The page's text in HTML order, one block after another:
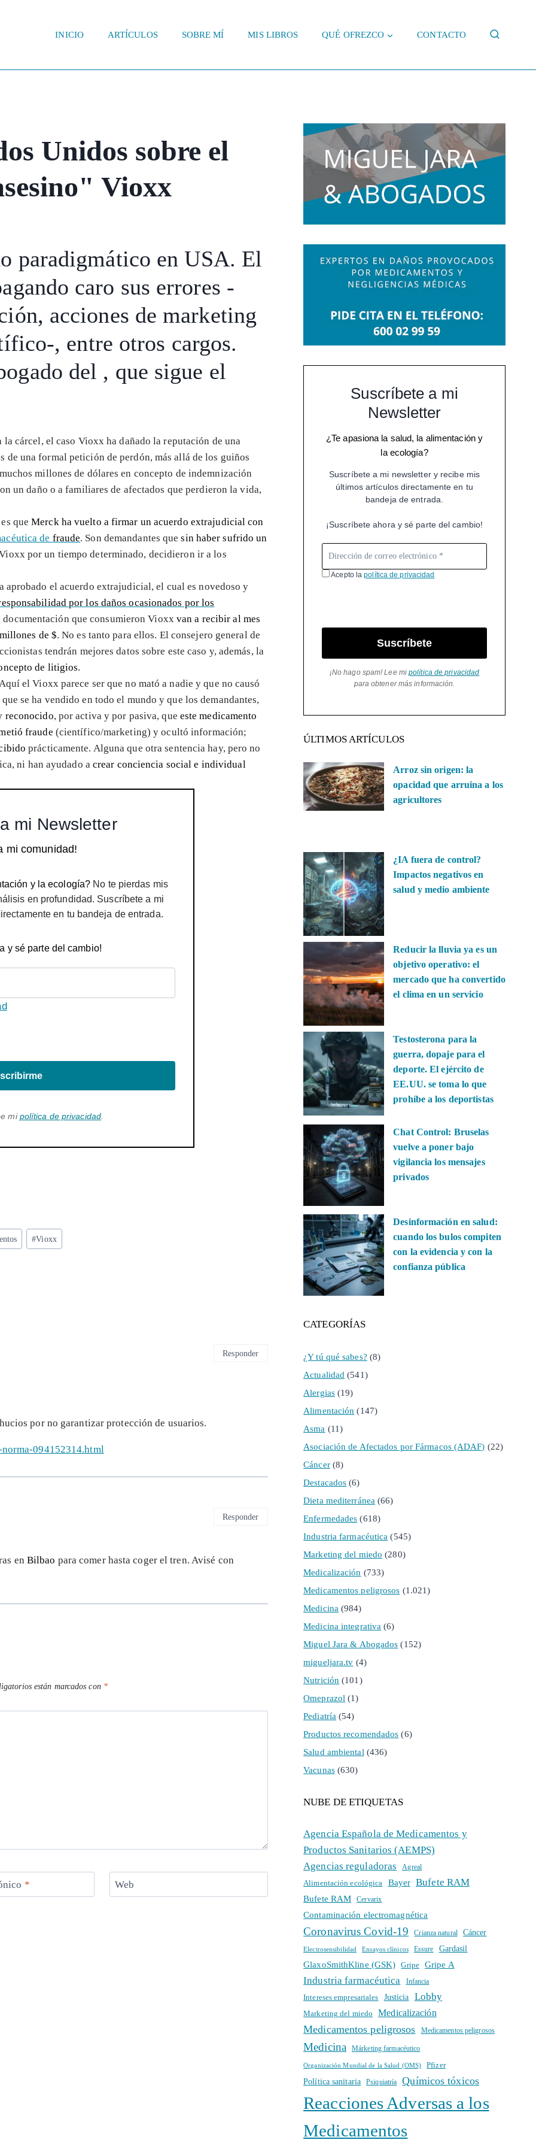
INICIO ARTÍCULOS SOBRE MÍ MIS LIBROS QUÉ OFREZCO CONTACTO
Unidos sobre el
Vioxx
paradigmático en USA. El
caro sus errores -
acciones de marketing
, entre otros cargos.
del , que sigue el
cárcel, el caso Vioxx ha dañado la reputación de una
de una formal petición de perdón, más allá de los guiños
millones de dólares en concepto de indemnización
un daño o a familiares de afectados que perdieron la vida,
es queMerck ha vuelto a firmar un acuerdo extrajudicial con
de fraude. Son demandantes que sin haber sufrido un
por un tiempo determinado, decidieron ir a los
aprobado el acuerdo extrajudicial, el cual es novedoso y
por los daños ocasionados por los
documentación que consumieron Vioxx van a recibir al mes
de $. No es tanto para ellos. El consejero general de
tendrán mejores datos sobre este caso y, además, la
de litigios.
el Vioxx parece ser que no mató a nadie y que no causó
se ha vendido en todo el mundo y que los demandantes,
reconocido, por activa y por pasiva, que este medicamento
fraude (científico/marketing) y ocultó información;
prácticamente. Alguna que otra sentencia hay, pero no
ni han ayudado a crear conciencia social e individual
mi Newsletter
mi comunidad!
y la ecología? No te pierdas mis
en profundidad. Suscríbete a mi
en tu bandeja de entrada.
y sé parte del cambio!
mipolítica de privacidad
#Vioxx
por no garantizar protección de usuarios.
094152314.html
Responder
en Bilbao para comer hasta coger el tren. Avisé con
Responder
están marcados con *
* Web
Suscríbete a mi
Newsletter
¿Te apasiona la salud, la alimentación y
la ecología?
Suscríbete a mi newsletter y recibe mis
últimos artículos directamente en tu
bandeja de entrada.
¡Suscríbete ahora y sé parte del cambio!
Acepto lapolítica de privacidad
Suscríbete
¡No hago spam! Lee mipolítica de privacidad
para obtener más información.
ÚLTIMOS ARTÍCULOS
Arroz sin origen: la
opacidad que arruina a los
agricultores
¿IA fuera de control?
Impactos negativos en
salud y medio ambiente
Reducir la lluvia ya es un
objetivo operativo: el
mercado que ha convertido
el clima en un servicio
Testosterona para la
guerra, dopaje para el
deporte. El ejército de
EE.UU. se toma lo que
prohíbe a los deportistas
Chat Control: Bruselas
vuelve a poner bajo
vigilancia los mensajes
privados
Desinformación en salud:
cuando los bulos compiten
con la evidencia y con la
confianza pública
CATEGORÍAS
¿Y tú qué sabes? (8)
Actualidad (541)
Alergias(19)
Alimentación (147)
Asma (11)
Asociación de Afectados por Fármacos (ADAF) (22)
Cáncer(8)
Destacados (6)
Dieta mediterránea (66)
Enfermedades (618)
Industria farmacéutica (545)
Marketing del miedo (280)
Medicalización (733)
Medicamentos peligrosos (1.021)
Medicina (984)
Medicina integrativa (6)
Miguel Jara & Abogados (152)
migueljara.tv (4)
Nutrición (101)
Omeprazol (1)
Pediatría (54)
Productos recomendados (6)
Salud ambiental (436)
Vacunas(630)
NUBE DE ETIQUETAS
Agencia Española de Medicamentos y
Productos Sanitarios (AEMPS)
Agencias reguladoras
Agreal
Alimentación ecológica Bayer Bufete RAM
Bufete RAM Cervarix
Contaminación electromagnética
Coronavirus Covid-19 Crianza natural Cáncer
Electrosensibilidad Ensayos clínicos Essure Gardasil
GlaxoSmithKline (GSK) Gripe Gripe A
Industria farmacéutica Infancia
Intereses empresariales Justicia Lobby
Marketing del miedo Medicalización
Medicamentos peligrosos Medicamentos peligrosos
Medicina Márketing farmacéutico
Organización Mundial de la Salud (OMS) Pfizer
Política sanitaria Psiquiatría Químicos tóxicos
Reacciones Adversas a los
Medicamentos